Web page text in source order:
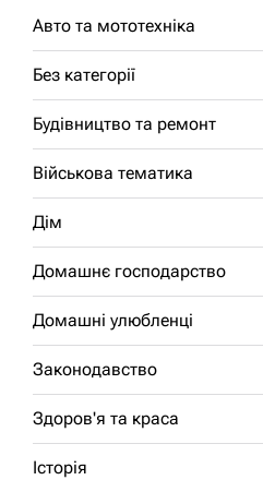
Авто та мототехніка
Без категорії
Будівництво та ремонт
Військова тематика
Дім
Домашнє господарство
Домашні улюбленці
Законодавство
Здоров'я та краса
Історія